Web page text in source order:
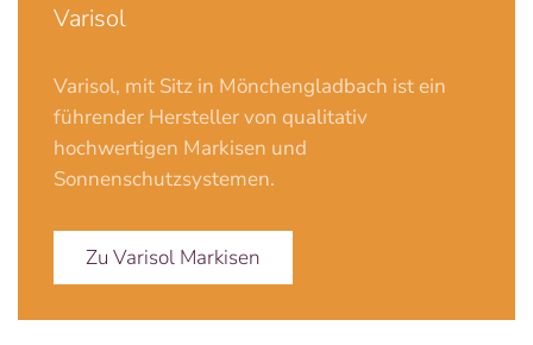
Varisol
Varisol, mit Sitz in Mönchengladbach ist ein
führender Hersteller von qualitativ
hochwertigen Markisen und
Sonnenschutzsystemen.
Zu Varisol Markisen